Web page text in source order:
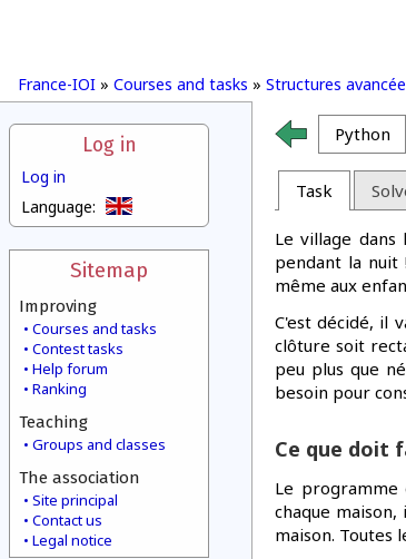
France-IOI » Courses and tasks » Structures
Log in
Log in
Language:
Sitemap
Improving
Courses and tasks
Contest tasks
Help forum
Ranking
Teaching
Groups and classes
The association
Site principal
Contact us
Legal notice
Python
Task
Le village
pendant la nuit
même aux
C'est décidé, il
clôture soit
peu plus que
besoin pour
Ce que doit
Le
chaque
maison. Toutes